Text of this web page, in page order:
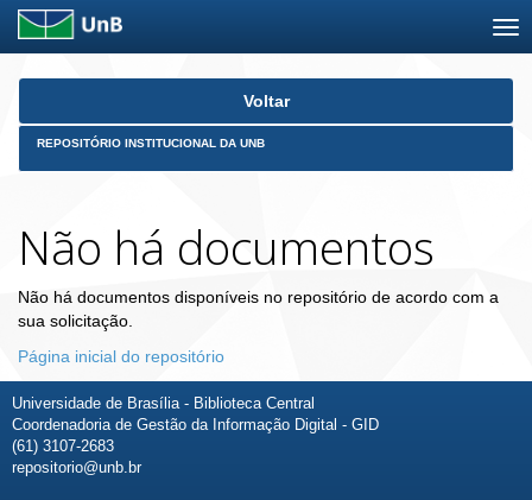
Skip
Voltar
REPOSITÓRIO INSTITUCIONAL DA UNB
Não há documentos
Não há documentos disponíveis no repositório de acordo com a
sua solicitação.
Página inicial do repositório
Universidade de Brasília - Biblioteca Central
Coordenadoria de Gestão da Informação Digital - GID
(61) 3107-2683
repositorio@unb.br